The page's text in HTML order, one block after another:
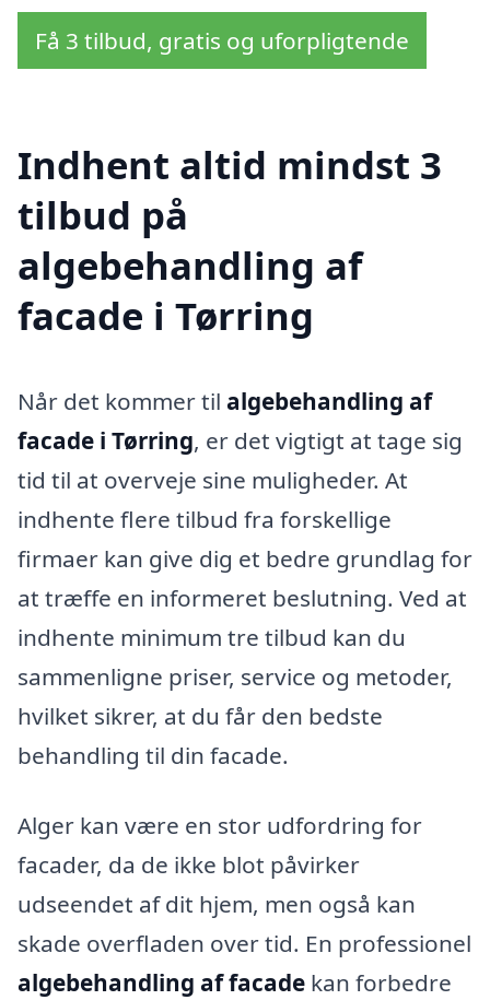
Få 3 tilbud, gratis og uforpligtende
Indhent altid mindst 3
tilbud på
algebehandling af
facade i Tørring
Når det kommer til algebehandling af
facade i Tørring, er det vigtigt at tage sig
tid til at overveje sine muligheder. At
indhente flere tilbud fra forskellige
firmaer kan give dig et bedre grundlag for
at træffe en informeret beslutning. Ved at
indhente minimum tre tilbud kan du
sammenligne priser, service og metoder,
hvilket sikrer, at du får den bedste
behandling til din facade.
Alger kan være en stor udfordring for
facader, da de ikke blot påvirker
udseendet af dit hjem, men også kan
skade overfladen over tid. En professionel
algebehandling af facade kan forbedre